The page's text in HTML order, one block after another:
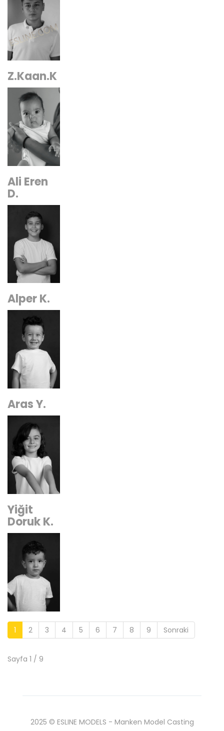
Z.Kaan.K
Ali Eren
D.
Alper K.
Aras Y.
Yiğit
Doruk K.
1 2 3 4 5 6 7 8 9 Sonraki
Sayfa 1 / 9
2025 © ESLINE MODELS - Manken Model Casting